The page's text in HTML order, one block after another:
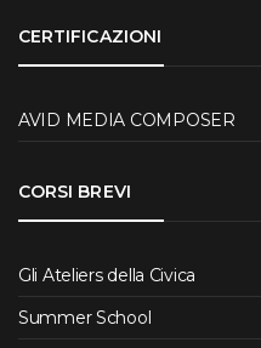
CERTIFICAZIONI
AVID MEDIA COMPOSER
CORSI BREVI
Gli Ateliers della Civica
Summer School